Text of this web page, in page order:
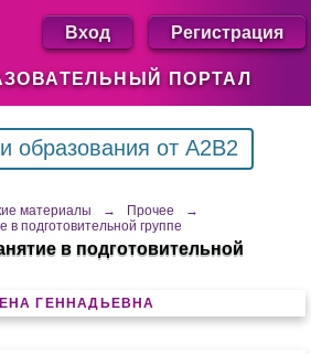
ПОРТАЛ
Вход Регистрация
образования от A2B2
материалы → Прочее
→
в подготовительной группе
в подготовительной
ГЕННАДЬЕВНА